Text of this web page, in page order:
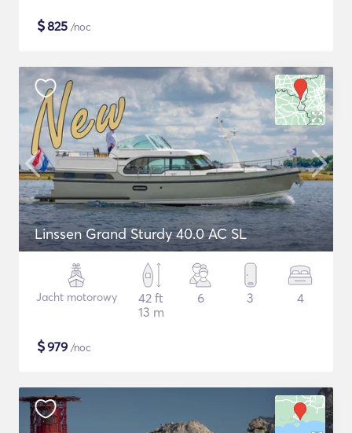
$825 /noc
Linssen Grand Sturdy 40.0 AC SL
Jacht motorowy
42 ft
13 m
6 3 4
$979 /noc